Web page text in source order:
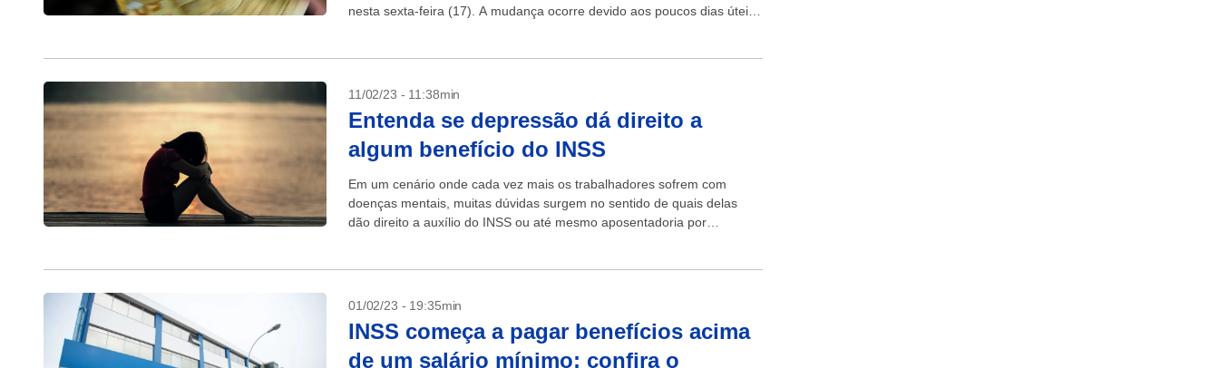
nesta sexta-feira (17). A mudança ocorre devido aos poucos dias úteis
11/02/23 - 11:38min
Entenda se depressão dá direito a
algum benefício do INSS
Em um cenário onde cada vez mais os trabalhadores sofrem com
doenças mentais, muitas dúvidas surgem no sentido de quais delas
dão direito a auxílio do INSS ou até mesmo aposentadoria por
01/02/23 - 19:35min
INSS começa a pagar benefícios acima
de um salário mínimo; confira o